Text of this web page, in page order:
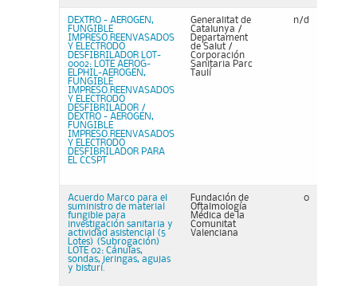
DEXTRO - AEROGEN,
FUNGIBLE
IMPRESO.REENVASADOS
Y ELECTRODO
DESFIBRILADOR LOT-
0002: LOTE AEROG-
ELPHIL-AEROGEN,
FUNGIBLE
IMPRESO.REENVASADOS
Y ELECTRODO
DESFIBRILADOR /
DEXTRO - AEROGEN,
FUNGIBLE
IMPRESO.REENVASADOS
Y ELECTRODO
DESFIBRILADOR PARA
EL CCSPT
Generalitat de
Catalunya /
Departament
de Salut /
Corporación
Sanitaria Parc
Taulí
n/d
Acuerdo Marco para el
suministro de material
fungible para
investigación sanitaria y
actividad asistencial (5
Lotes) (Subrogación)
LOTE 02: Cánulas,
sondas, jeringas, agujas
y bisturí.
Fundación de
Oftalmología
Médica de la
Comunitat
Valenciana
0